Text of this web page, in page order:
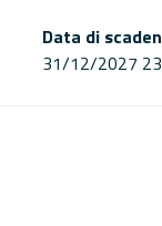
Data di
31/12/2027